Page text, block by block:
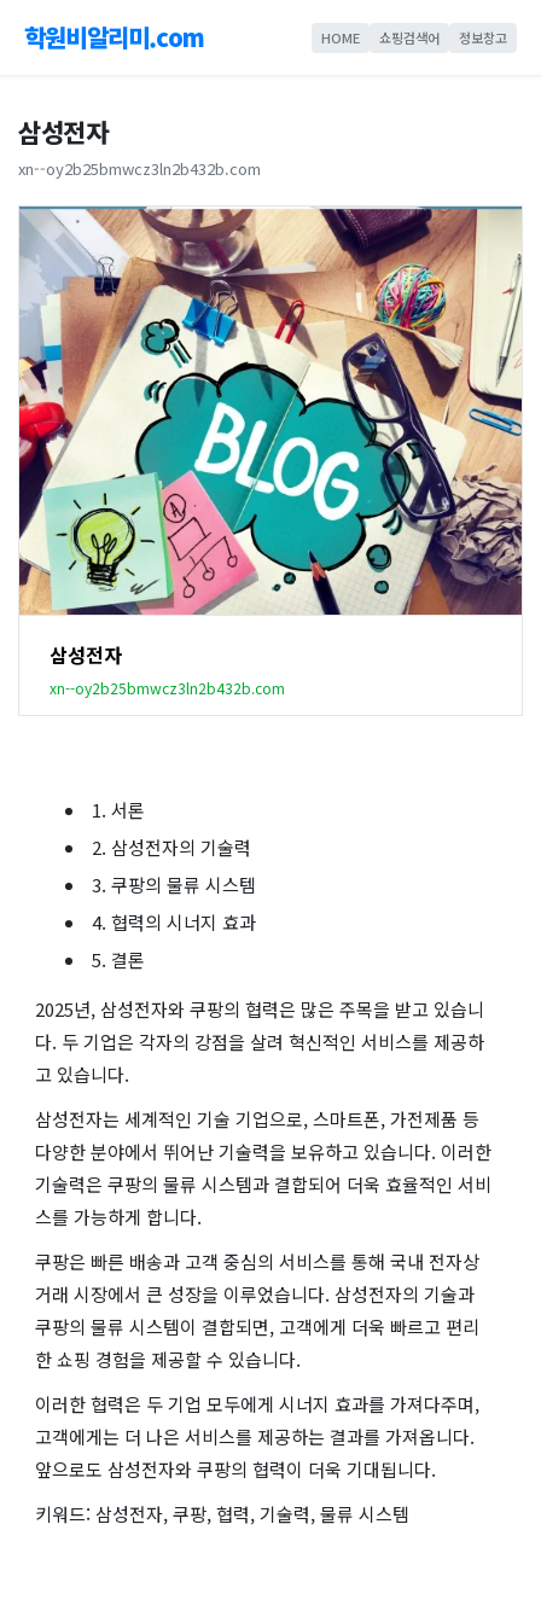
학원비알리미.com HOME 쇼핑검색어 정보창고
삼성전자
xn--oy2b25bmwcz3ln2b432b.com
삼성전자
xn--oy2b25bmwcz3ln2b432b.com
1. 서론
2. 삼성전자의 기술력
3. 쿠팡의 물류 시스템
4. 협력의 시너지 효과
5. 결론
2025년, 삼성전자와 쿠팡의 협력은 많은 주목을 받고 있습니
다. 두 기업은 각자의 강점을 살려 혁신적인 서비스를 제공하
고 있습니다.
삼성전자는 세계적인 기술 기업으로, 스마트폰, 가전제품 등
다양한 분야에서 뛰어난 기술력을 보유하고 있습니다. 이러한
기술력은 쿠팡의 물류 시스템과 결합되어 더욱 효율적인 서비
스를 가능하게 합니다.
쿠팡은 빠른 배송과 고객 중심의 서비스를 통해 국내 전자상
거래 시장에서 큰 성장을 이루었습니다. 삼성전자의 기술과
쿠팡의 물류 시스템이 결합되면, 고객에게 더욱 빠르고 편리
한 쇼핑 경험을 제공할 수 있습니다.
이러한 협력은 두 기업 모두에게 시너지 효과를 가져다주며,
고객에게는 더 나은 서비스를 제공하는 결과를 가져옵니다.
앞으로도 삼성전자와 쿠팡의 협력이 더욱 기대됩니다.
키워드: 삼성전자, 쿠팡, 협력, 기술력, 물류 시스템